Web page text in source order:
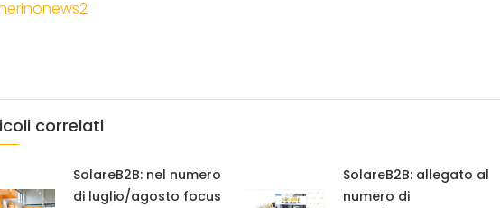
correlati
SolareB2B: nel numero
di luglio/agosto focus
SolareB2B: allegato al
numero di